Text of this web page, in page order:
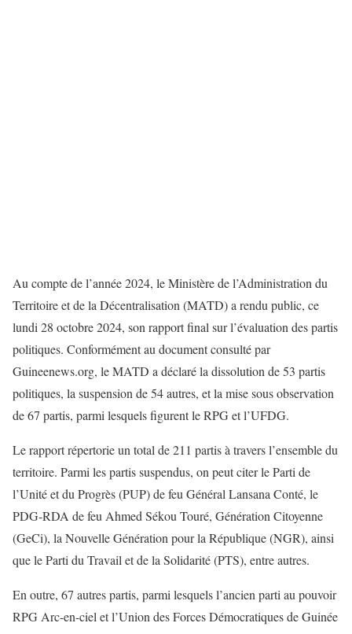
Au compte de l’année 2024, le Ministère de l’Administration du
Territoire et de la Décentralisation (MATD) a rendu public, ce
lundi 28 octobre 2024, son rapport final sur l’évaluation des partis
politiques. Conformément au document consulté par
Guineenews.org, le MATD a déclaré la dissolution de 53 partis
politiques, la suspension de 54 autres, et la mise sous observation
de 67 partis, parmi lesquels figurent le RPG et l’UFDG.
Le rapport répertorie un total de 211 partis à travers l’ensemble du
territoire. Parmi les partis suspendus, on peut citer le Parti de
l’Unité et du Progrès (PUP) de feu Général Lansana Conté, le
PDG-RDA de feu Ahmed Sékou Touré, Génération Citoyenne
(GeCi), la Nouvelle Génération pour la République (NGR), ainsi
que le Parti du Travail et de la Solidarité (PTS), entre autres.
En outre, 67 autres partis, parmi lesquels l’ancien parti au pouvoir
RPG Arc-en-ciel et l’Union des Forces Démocratiques de Guinée